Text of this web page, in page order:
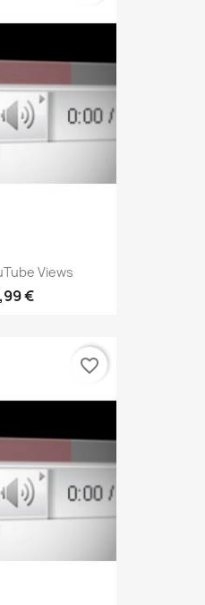
Views
€
favorite_border